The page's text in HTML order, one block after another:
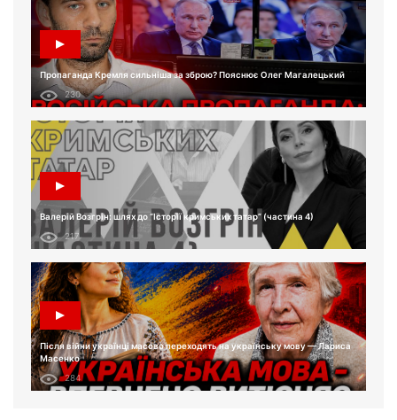
Пропаганда Кремля сильніша за зброю? Пояснює Олег Магалецький
230
Валерій Возгрін: шлях до “Історії кримських татар” (частина 4)
217
Після війни українці масово переходять на українську мову — Лариса
Масенко
284